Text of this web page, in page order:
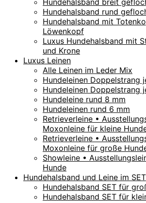
Hundehalsband rund
Hundehalsband mit
Löwenkopf
Luxus Hundehalsband mit
und Krone
Luxus Leinen
Alle Leinen im Leder Mix
Hundeleinen Doppelstrang
Hundeleinen Doppelstrang
Hundeleine rund 8 mm
Hundeleinen rund 6 mm
Retrieverleine •
Moxonleine für kleine
Retrieverleine •
Moxonleine für große
Showleine •
Hunde
Hundehalsband und Leine im SET
Hundehalsband SET für
Hundehalsband SET für